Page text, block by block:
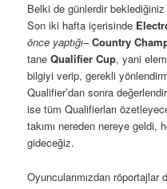
Belki de günlerdir beklediğiniz
Son iki hafta içerisinde
önce yaptığı–Country
taneQualifier Cup, yani
bilgiyi verip, gerekli
Qualifier’dan sonra
ise tüm Qualifierları
takımı nereden nereye geldi,
gideceğiz.
Oyuncularımızdan röportajlar